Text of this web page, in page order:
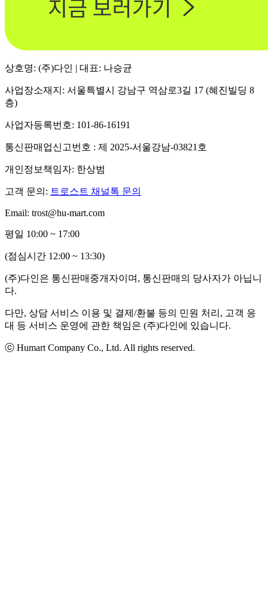
상호명: (주)다인 | 대표: 나승균
사업장소재지: 서울특별시 강남구 역삼로3길 17 (혜진빌딩 8
층)
사업자등록번호: 101-86-16191
통신판매업신고번호 : 제 2025-서울강남-03821호
개인정보책임자: 한상범
고객 문의: 트로스트 채널톡 문의
Email: trost@hu-mart.com
평일 10:00 ~ 17:00
(점심시간 12:00 ~ 13:30)
(주)다인은 통신판매중개자이며, 통신판매의 당사자가 아닙니
다.
다만, 상담 서비스 이용 및 결제/환불 등의 민원 처리, 고객 응
대 등 서비스 운영에 관한 책임은 (주)다인에 있습니다.
ⓒ Humart Company Co., Ltd. All rights reserved.